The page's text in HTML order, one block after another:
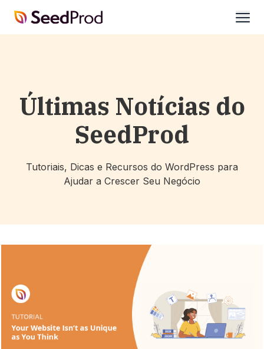
SeedProd
Últimas Notícias do
SeedProd
Tutoriais, Dicas e Recursos do WordPress para
Ajudar a Crescer Seu Negócio